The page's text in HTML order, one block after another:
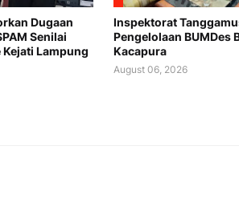
Dugaan
Senilai
Lampung
Inspektorat
Pengelolaan BUMDes
Kacapura
August 06, 2026